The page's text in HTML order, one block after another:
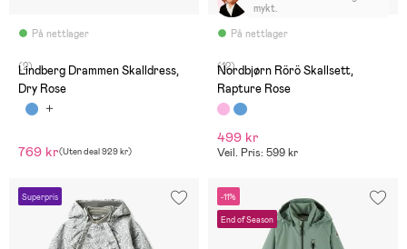
På nettlager
(2)
Lindberg Drammen Skalldress,
Dry Rose
769 kr(Uten deal929 kr)
På nettlager
mykt.
(12)
Nordbjørn Rörö Skallsett,
Rapture Rose
499 kr
Veil. Pris: 599 kr
Superpris -11%
End of Season